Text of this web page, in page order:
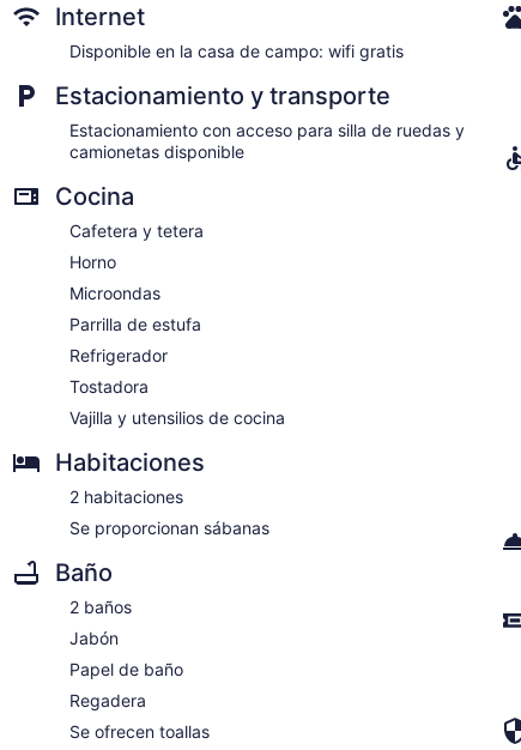
Internet
Disponible en la casa de campo: wifi gratis
Estacionamiento y transporte
Estacionamiento con acceso para silla de ruedas y
camionetas disponible
Cocina
Cafetera y tetera
Horno
Microondas
Parrilla de estufa
Refrigerador
Tostadora
Vajilla y utensilios de cocina
Habitaciones
2 habitaciones
Se proporcionan sábanas
Baño
2 baños
Jabón
Papel de baño
Regadera
Se ofrecen toallas